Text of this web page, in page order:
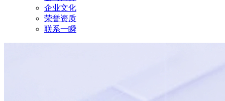
企业文化
荣誉资质
联系一瞬